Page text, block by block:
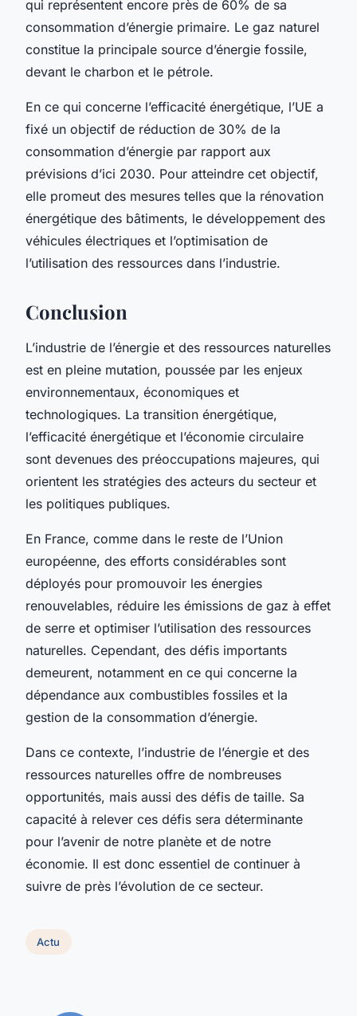
qui représentent encore près de 60% de sa
consommation d’énergie primaire. Le gaz naturel
constitue la principale source d’énergie fossile,
devant le charbon et le pétrole.
En ce qui concerne l’efficacité énergétique, l’UE a
fixé un objectif de réduction de 30% de la
consommation d’énergie par rapport aux
prévisions d’ici 2030. Pour atteindre cet objectif,
elle promeut des mesures telles que la rénovation
énergétique des bâtiments, le développement des
véhicules électriques et l’optimisation de
l’utilisation des ressources dans l’industrie.
Conclusion
L’industrie de l’énergie et des ressources naturelles
est en pleine mutation, poussée par les enjeux
environnementaux, économiques et
technologiques. La transition énergétique,
l’efficacité énergétique et l’économie circulaire
sont devenues des préoccupations majeures, qui
orientent les stratégies des acteurs du secteur et
les politiques publiques.
En France, comme dans le reste de l’Union
européenne, des efforts considérables sont
déployés pour promouvoir les énergies
renouvelables, réduire les émissions de gaz à effet
de serre et optimiser l’utilisation des ressources
naturelles. Cependant, des défis importants
demeurent, notamment en ce qui concerne la
dépendance aux combustibles fossiles et la
gestion de la consommation d’énergie.
Dans ce contexte, l’industrie de l’énergie et des
ressources naturelles offre de nombreuses
opportunités, mais aussi des défis de taille. Sa
capacité à relever ces défis sera déterminante
pour l’avenir de notre planète et de notre
économie. Il est donc essentiel de continuer à
suivre de près l’évolution de ce secteur.
Actu